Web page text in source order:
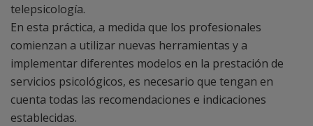
telepsicología.
En esta práctica, a medida que los profesionales
comienzan a utilizar nuevas herramientas y a
implementar diferentes modelos en la prestación de
servicios psicológicos, es necesario que tengan en
cuenta todas las recomendaciones e indicaciones
establecidas.